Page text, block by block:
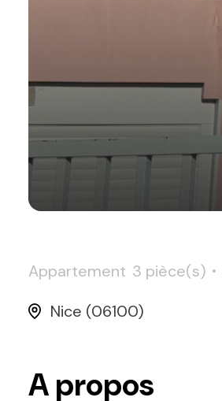
Appartement 3 pièce(s)
Nice (06100)
A propos